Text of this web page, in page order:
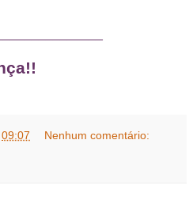
09:07 Nenhum comentário: